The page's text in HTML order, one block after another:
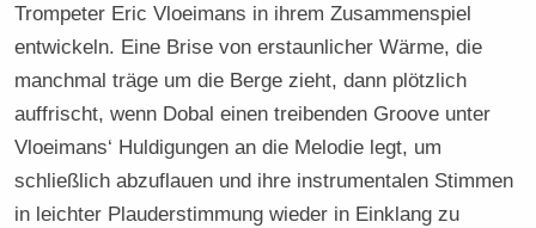
Trompeter Eric Vloeimans in ihrem Zusammenspiel
entwickeln. Eine Brise von erstaunlicher Wärme, die
manchmal träge um die Berge zieht, dann plötzlich
auffrischt, wenn Dobal einen treibenden Groove unter
Vloeimans‘ Huldigungen an die Melodie legt, um
schließlich abzuflauen und ihre instrumentalen Stimmen
in leichter Plauderstimmung wieder in Einklang zu